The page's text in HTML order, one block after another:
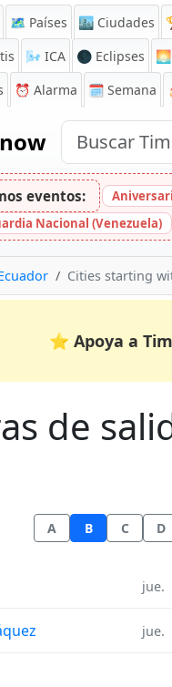
🗺️ Países 🏙️ Ciudades
🌬️ ICA 🌑 Eclipses 🌅
⏰ Alarma 🗓️ Semana
eventos:
Nacional (Venezuela)
Cities starting
⭐ Apoya a
de
A B C D
y puesta del sol in jue.
y puesta del sol in jue.